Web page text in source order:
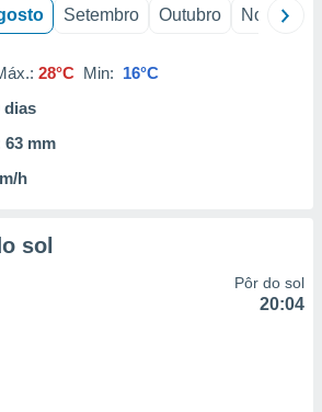
Setembro Outubro Novembro
28°C Min: 16°C
dias
63 mm
h
sol
Pôr do sol
20:04